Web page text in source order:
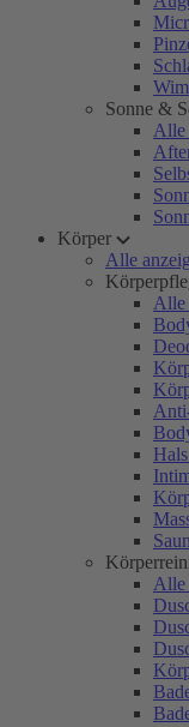
Sonne &
Alle
Körper
Alle
Alle
Alle